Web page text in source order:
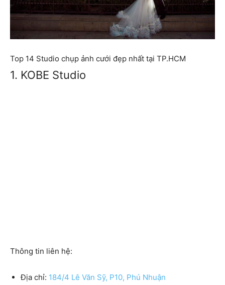
Top 14 Studio chụp ảnh cưới đẹp nhất tại TP.HCM
1. KOBE Studio
Thông tin liên hệ:
Địa chỉ: 184/4 Lê Văn Sỹ, P10, Phú Nhuận